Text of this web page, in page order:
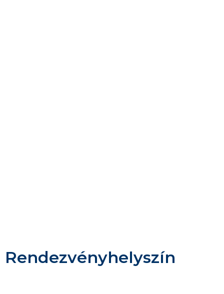
Rendezvényhelyszín